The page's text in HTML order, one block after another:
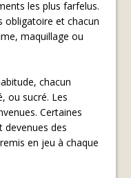
les plus farfelus.
obligatoire et chacun
maquillage ou
chacun
ou sucré. Les
Certaines
devenues des
en jeu à chaque